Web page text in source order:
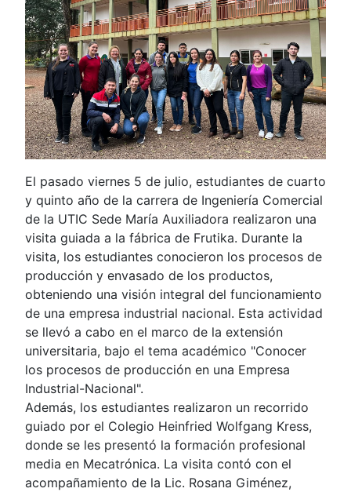
El pasado viernes 5 de julio, estudiantes de cuarto
y quinto año de la carrera de Ingeniería Comercial
de la UTIC Sede María Auxiliadora realizaron una
visita guiada a la fábrica de Frutika. Durante la
visita, los estudiantes conocieron los procesos de
producción y envasado de los productos,
obteniendo una visión integral del funcionamiento
de una empresa industrial nacional. Esta actividad
se llevó a cabo en el marco de la extensión
universitaria, bajo el tema académico "Conocer
los procesos de producción en una Empresa
Industrial-Nacional".
Además, los estudiantes realizaron un recorrido
guiado por el Colegio Heinfried Wolfgang Kress,
donde se les presentó la formación profesional
media en Mecatrónica. La visita contó con el
acompañamiento de la Lic. Rosana Giménez,